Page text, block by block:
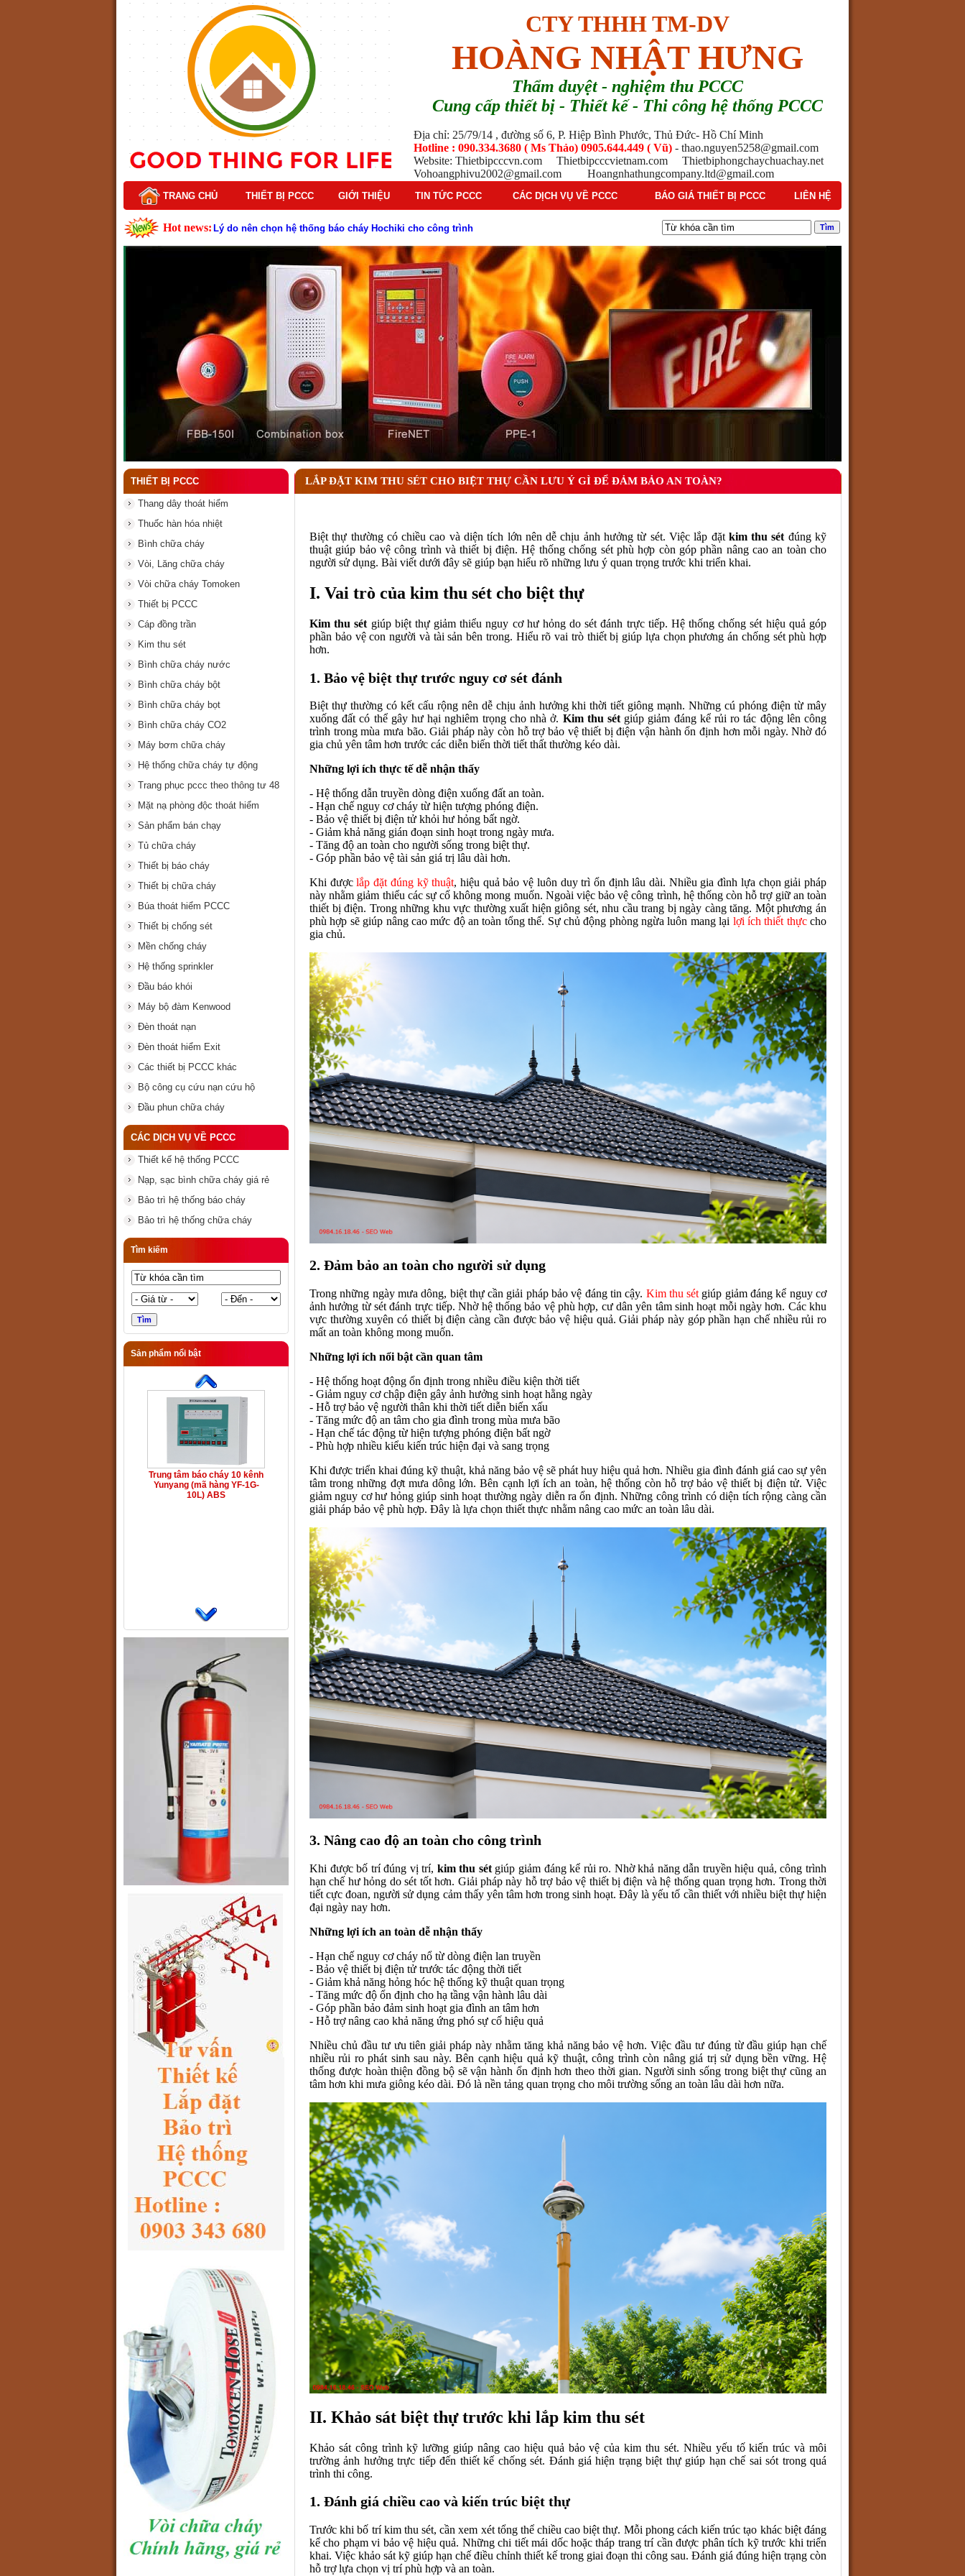
CTY THHH TM-DV
HOÀNG NHẬT HƯNG
Thẩm duyệt - nghiệm thu PCCC
Cung cấp thiết bị - Thiết kế - Thi công hệ thống PCCC
Địa chỉ: 25/79/14 , đường số 6, P. Hiệp Bình Phước, Thủ Đức- Hồ Chí Minh
Hotline : 090.334.3680 ( Ms Thảo) 0905.644.449 ( Vũ) - thao.nguyen5258@gmail.com
Website: Thietbipcccvn.com Thietbipcccvietnam.com Thietbiphongchaychuachay.net
Vohoangphivu2002@gmail.com Hoangnhathungcompany.ltd@gmail.com
TRANG CHỦ THIẾT BỊ PCCC GIỚI THIỆU TIN TỨC PCCC CÁC DỊCH VỤ VỀ PCCC BÁO GIÁ THIẾT BỊ PCCC LIÊN HỆ
Hot news: Lý do nên chọn hệ thống báo cháy Hochiki cho công trình
Cấu tạo và nguyên lý hoạt động của báo cháy Horing
Tìm hiểu chi tiết về hệ thống báo cháy Horing hiện nay
Các loại thang dây thoát hiểm phổ biến trên thị trường
Thang dây thoát hiểm có tác dụng gì trong tình huống khẩn cấp hiệu quả
Cấu tạo đầu phun chữa cháy trong hệ thống sprinkler tự động
Kim thu sét là gì? Cấu tạo, nguyên lý hoạt động và ứng dụng thực tế
Đầu phun chữa cháy là gì và nguyên lý hoạt động chi tiết
Đầu phun chữa cháy là gì ? Tìm hiểu chi tiết từ A-Z
THIẾT BỊ PCCC
Thang dây thoát hiểm
Thuốc hàn hóa nhiệt
Bình chữa cháy
Vòi, Lăng chữa cháy
Vòi chữa cháy Tomoken
Thiết bị PCCC
Cáp đồng trần
Kim thu sét
Bình chữa cháy nước
Bình chữa cháy bột
Bình chữa cháy bọt
Bình chữa cháy CO2
Máy bơm chữa cháy
Hệ thống chữa cháy tự động
Trang phục pccc theo thông tư 48
Mặt nạ phòng độc thoát hiểm
Sản phẩm bán chạy
Tủ chữa cháy
Thiết bị báo cháy
Thiết bị chữa cháy
Búa thoát hiểm PCCC
Thiết bị chống sét
Mền chống cháy
Hệ thống sprinkler
Đầu báo khói
Máy bộ đàm Kenwood
Đèn thoát nạn
Đèn thoát hiểm Exit
Các thiết bị PCCC khác
Bộ công cụ cứu nạn cứu hộ
Đầu phun chữa cháy
CÁC DỊCH VỤ VỀ PCCC
Thiết kế hệ thống PCCC
Nạp, sạc bình chữa cháy giá rẻ
Bảo trì hệ thống báo cháy
Bảo trì hệ thống chữa cháy
Tìm kiếm
Sản phẩm nổi bật
Trung tâm báo cháy 10 kênh
Yunyang (mã hàng YF-1G-
10L) ABS
LẮP ĐẶT KIM THU SÉT CHO BIỆT THỰ CẦN LƯU Ý GÌ ĐỂ ĐẢM BẢO AN TOÀN?
Biệt thự thường có chiều cao và diện tích lớn nên dễ chịu ảnh hưởng từ sét. Việc lắp đặt kim thu sét đúng kỹ
thuật giúp bảo vệ công trình và thiết bị điện. Hệ thống chống sét phù hợp còn góp phần nâng cao an toàn cho
người sử dụng. Bài viết dưới đây sẽ giúp bạn hiểu rõ những lưu ý quan trọng trước khi triển khai.
I. Vai trò của kim thu sét cho biệt thự
Kim thu sét giúp biệt thự giảm thiểu nguy cơ hư hỏng do sét đánh trực tiếp. Hệ thống chống sét hiệu quả góp
phần bảo vệ con người và tài sản bên trong. Hiểu rõ vai trò thiết bị giúp lựa chọn phương án chống sét phù hợp
hơn.
1. Bảo vệ biệt thự trước nguy cơ sét đánh
Biệt thự thường có kết cấu rộng nên dễ chịu ảnh hưởng khi thời tiết giông mạnh. Những cú phóng điện từ mây
xuống đất có thể gây hư hại nghiêm trọng cho nhà ở. Kim thu sétgiúp giảm đáng kể rủi ro tác động lên công
trình trong mùa mưa bão. Giải pháp này còn hỗ trợ bảo vệ thiết bị điện vận hành ổn định hơn mỗi ngày. Nhờ đó
gia chủ yên tâm hơn trước các diễn biến thời tiết thất thường kéo dài.
Những lợi ích thực tế dễ nhận thấy
- Hệ thống dẫn truyền dòng điện xuống đất an toàn.
- Hạn chế nguy cơ cháy từ hiện tượng phóng điện.
- Bảo vệ thiết bị điện tử khỏi hư hỏng bất ngờ.
- Giảm khả năng gián đoạn sinh hoạt trong ngày mưa.
- Tăng độ an toàn cho người sống trong biệt thự.
- Góp phần bảo vệ tài sản giá trị lâu dài hơn.
Khi đượclắp đặt đúng kỹ thuật, hiệu quả bảo vệ luôn duy trì ổn định lâu dài. Nhiều gia đình lựa chọn giải pháp
này nhằm giảm thiểu các sự cố không mong muốn. Ngoài việc bảo vệ công trình, hệ thống còn hỗ trợ giữ an toàn
thiết bị điện. Trong những khu vực thường xuất hiện giông sét, nhu cầu trang bị ngày càng tăng. Một phương án
phù hợp sẽ giúp nâng cao mức độ an toàn tổng thể. Sự chủ động phòng ngừa luôn mang lại lợi ích thiết thựccho
gia chủ.
2. Đảm bảo an toàn cho người sử dụng
Trong những ngày mưa dông, biệt thự cần giải pháp bảo vệ đáng tin cậy. Kim thu sét giúp giảm đáng kể nguy cơ
ảnh hưởng từ sét đánh trực tiếp. Nhờ hệ thống bảo vệ phù hợp, cư dân yên tâm sinh hoạt mỗi ngày hơn. Các khu
vực thường xuyên có thiết bị điện càng cần được bảo vệ hiệu quả. Giải pháp này góp phần hạn chế nhiều rủi ro
mất an toàn không mong muốn.
Những lợi ích nổi bật cần quan tâm
- Hệ thống hoạt động ổn định trong nhiều điều kiện thời tiết
- Giảm nguy cơ chập điện gây ảnh hưởng sinh hoạt hằng ngày
- Hỗ trợ bảo vệ người thân khi thời tiết diễn biến xấu
- Tăng mức độ an tâm cho gia đình trong mùa mưa bão
- Hạn chế tác động từ hiện tượng phóng điện bất ngờ
- Phù hợp nhiều kiểu kiến trúc hiện đại và sang trọng
Khi được triển khai đúng kỹ thuật, khả năng bảo vệ sẽ phát huy hiệu quả hơn. Nhiều gia đình đánh giá cao sự yên
tâm trong những đợt mưa dông lớn. Bên cạnh lợi ích an toàn, hệ thống còn hỗ trợ bảo vệ thiết bị điện tử. Việc
giảm nguy cơ hư hỏng giúp sinh hoạt thường ngày diễn ra ổn định. Những công trình có diện tích rộng càng cần
giải pháp bảo vệ phù hợp. Đây là lựa chọn thiết thực nhằm nâng cao mức an toàn lâu dài.
3. Nâng cao độ an toàn cho công trình
Khi được bố trí đúng vị trí, kim thu sétgiúp giảm đáng kể rủi ro. Nhờ khả năng dẫn truyền hiệu quả, công trình
hạn chế hư hỏng do sét tốt hơn. Giải pháp này hỗ trợ bảo vệ thiết bị điện và hệ thống quan trọng hơn. Trong thời
tiết cực đoan, người sử dụng cảm thấy yên tâm hơn trong sinh hoạt. Đây là yếu tố cần thiết với nhiều biệt thự hiện
đại ngày nay hơn.
Những lợi ích an toàn dễ nhận thấy
- Hạn chế nguy cơ cháy nổ từ dòng điện lan truyền
- Bảo vệ thiết bị điện tử trước tác động thời tiết
- Giảm khả năng hỏng hóc hệ thống kỹ thuật quan trọng
- Tăng mức độ ổn định cho hạ tầng vận hành lâu dài
- Góp phần bảo đảm sinh hoạt gia đình an tâm hơn
- Hỗ trợ nâng cao khả năng ứng phó sự cố hiệu quả
Nhiều chủ đầu tư ưu tiên giải pháp này nhằm tăng khả năng bảo vệ hơn. Việc đầu tư đúng từ đầu giúp hạn chế
nhiều rủi ro phát sinh sau này. Bên cạnh hiệu quả kỹ thuật, công trình còn nâng giá trị sử dụng bền vững. Hệ
thống được hoàn thiện đồng bộ sẽ vận hành ổn định hơn theo thời gian. Người sinh sống trong biệt thự cũng an
tâm hơn khi mưa giông kéo dài. Đó là nền tảng quan trọng cho môi trường sống an toàn lâu dài hơn nữa.
II. Khảo sát biệt thự trước khi lắp kim thu sét
Khảo sát công trình kỹ lưỡng giúp nâng cao hiệu quả bảo vệ của kim thu sét. Nhiều yếu tố kiến trúc và môi
trường ảnh hưởng trực tiếp đến thiết kế chống sét. Đánh giá hiện trạng biệt thự giúp hạn chế sai sót trong quá
trình thi công.
1. Đánh giá chiều cao và kiến trúc biệt thự
Trước khi bố trí kim thu sét, cần xem xét tổng thể chiều cao biệt thự. Mỗi phong cách kiến trúc tạo khác biệt đáng
kể cho phạm vi bảo vệ hiệu quả. Những chi tiết mái dốc hoặc tháp trang trí cần được phân tích kỹ trước khi triển
khai. Việc khảo sát kỹ giúp hạn chế điều chỉnh thiết kế trong giai đoạn thi công sau. Đánh giá đúng hiện trạng còn
hỗ trợ lựa chọn vị trí phù hợp và an toàn.